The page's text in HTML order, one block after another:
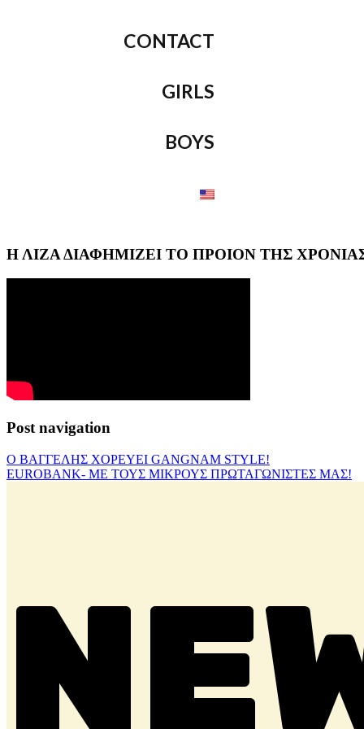
CONTACT
GIRLS
BOYS
Η ΛΙΖΑ ΔΙΑΦΗΜΙΖΕΙ ΤΟ ΠΡΟΙΟΝ ΤΗΣ
Post navigation
Ο ΒΑΓΓΕΛΗΣ ΧΟΡΕΥΕΙ GANGNAM STYLE!
EUROBANK- ME ΤΟΥΣ ΜΙΚΡΟΥΣ ΠΡΩΤΑΓΩΝΙΣΤΕΣ ΜΑΣ!